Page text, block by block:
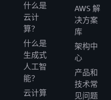
什么是
云计
算？
什么是
生成式
人工智
能？
云计算
AWS 解
决方案
库
架构中
心
产品和
技术常
见问题